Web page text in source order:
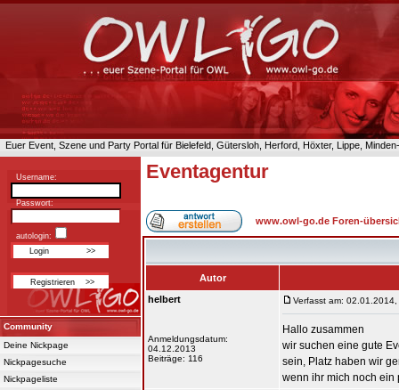
Euer Event, Szene und Party Portal für Bielefeld, Gütersloh, Herford, Höxter, Lippe,
Username:
Passwort:
autologin:
Community
Deine Nickpage
Nickpagesuche
Nickpageliste
Eventagentur
www.owl-go.de Foren-
Autor
helbert
Anmeldungsdatum:
04.12.2013
Beiträge: 116
Verfasst am:
Hallo zusammen
wir suchen eine gute
sein, Platz haben wir
wenn ihr mich noch ein